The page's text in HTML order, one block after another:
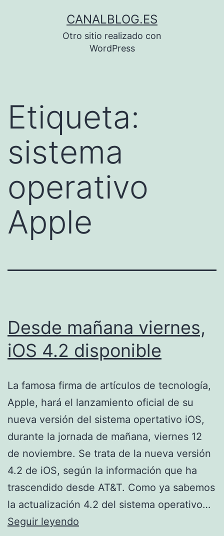
CANALBLOG.ES
Otro sitio realizado con
WordPress
Etiqueta:
sistema
operativo
Apple
Desde mañana viernes,
iOS 4.2 disponible
La famosa firma de artículos de tecnología,
Apple, hará el lanzamiento oficial de su
nueva versión del sistema opertativo iOS,
durante la jornada de mañana, viernes 12
de noviembre. Se trata de la nueva versión
4.2 de iOS, según la información que ha
trascendido desde AT&T. Como ya sabemos
la actualización 4.2 del sistema operativo…
Seguir leyendo